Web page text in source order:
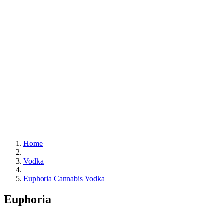
Home
Vodka
Euphoria Cannabis Vodka
Euphoria